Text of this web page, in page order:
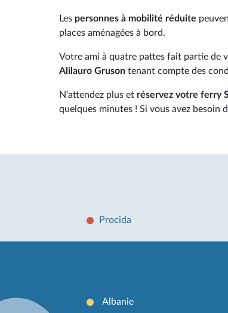
Les personnes à mobilité réduite
places aménagées à bord.
Votre ami à quatre pattes fait partie de
Alilauro Gruson tenant compte des
N’attendez plus et réservez votre ferry
quelques minutes ! Si vous avez
Procida
Albanie